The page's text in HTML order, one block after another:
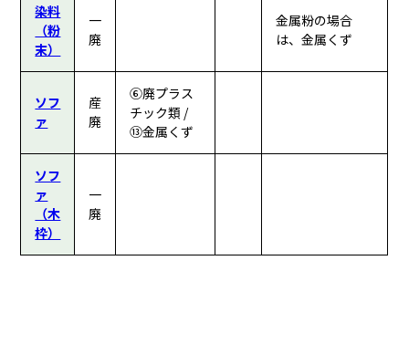
染料
（粉
末）
一
廃
金属粉の場合
は、金属くず
ソフ
ァ
産
廃
⑥廃プラス
チック類 /
⑬金属くず
ソフ
ァ
（木
枠）
一
廃